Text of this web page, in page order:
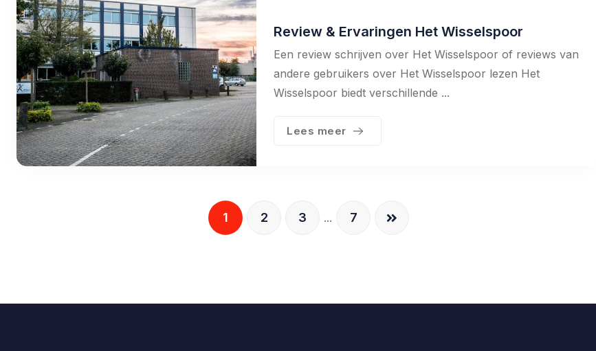
Review & Ervaringen Het Wisselspoor
Een review schrijven over Het Wisselspoor of reviews van
andere gebruikers over Het Wisselspoor lezen Het
Wisselspoor biedt verschillende ...
Lees meer
1 2 3 ... 7